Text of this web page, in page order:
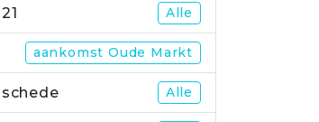
Alle
aankomst Oude Markt
Alle